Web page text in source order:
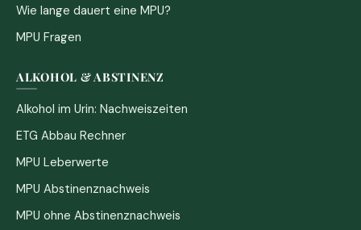
Wie lange dauert eine MPU?
MPU Fragen
ALKOHOL & ABSTINENZ
Alkohol im Urin: Nachweiszeiten
ETG Abbau Rechner
MPU Leberwerte
MPU Abstinenznachweis
MPU ohne Abstinenznachweis